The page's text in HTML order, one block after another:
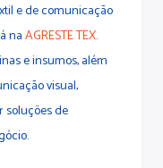
e de comunicação
naAGRESTE TEX.
e insumos, além
visual,
soluções de